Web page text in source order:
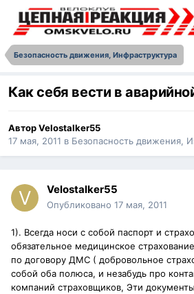
Безопасность движения, Инфраструктура
Как себя вести в
АвторVelostalker55
17 мая, 2011 в Безопасность движения,
Velostalker55
Опубликовано 17 мая, 2011
1). Всегда носи с собой паспорт и
обязательное медицинское
по договору ДМС ( добровольное
собой оба полюса, и незабудь про
компаний страховщиков, Эти